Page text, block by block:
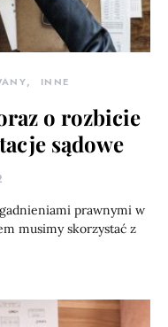
INNE
o rozbicie
sądowe
prawnymi w
musimy skorzystać z